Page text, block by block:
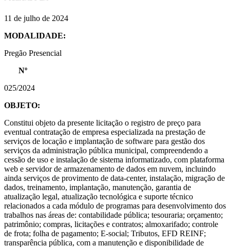
11 de julho de 2024
MODALIDADE:
Pregão Presencial
Nº
025/2024
OBJETO:
Constitui objeto da presente licitação o registro de preço para
eventual contratação de empresa especializada na prestação de
serviços de locação e implantação de software para gestão dos
serviços da administração pública municipal, compreendendo a
cessão de uso e instalação de sistema informatizado, com plataforma
web e servidor de armazenamento de dados em nuvem, incluindo
ainda serviços de provimento de data-center, instalação, migração de
dados, treinamento, implantação, manutenção, garantia de
atualização legal, atualização tecnológica e suporte técnico
relacionados a cada módulo de programas para desenvolvimento dos
trabalhos nas áreas de: contabilidade pública; tesouraria; orçamento;
patrimônio; compras, licitações e contratos; almoxarifado; controle
de frota; folha de pagamento; E-social; Tributos, EFD REINF;
transparência pública, com a manutenção e disponibilidade de